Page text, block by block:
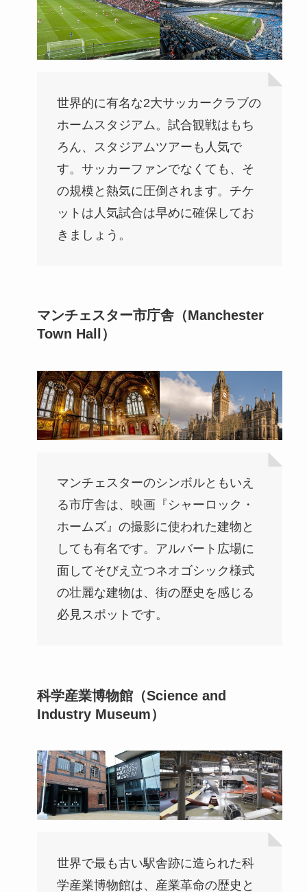
世界的に有名な2大サッカークラブの
ホームスタジアム。試合観戦はもち
ろん、スタジアムツアーも人気で
す。サッカーファンでなくても、そ
の規模と熱気に圧倒されます。チケ
ットは人気試合は早めに確保してお
きましょう。
マンチェスター市庁舎（Manchester
Town Hall）
マンチェスターのシンボルともいえ
る市庁舎は、映画『シャーロック・
ホームズ』の撮影に使われた建物と
しても有名です。アルバート広場に
面してそびえ立つネオゴシック様式
の壮麗な建物は、街の歴史を感じる
必見スポットです。
科学産業博物館（Science and
Industry Museum）
世界で最も古い駅舎跡に造られた科
学産業博物館は、産業革命の歴史と